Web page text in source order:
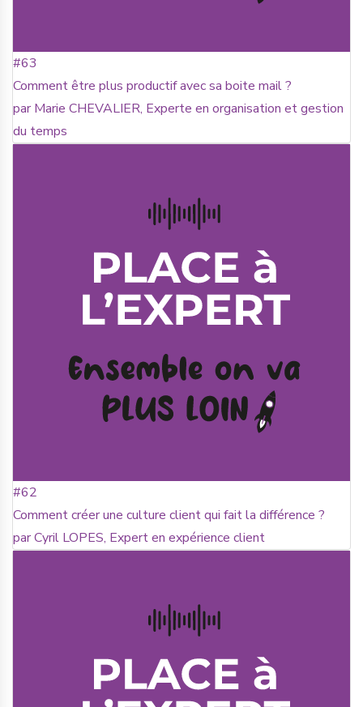
#63
Comment être plus productif avec sa boite mail ?
par Marie CHEVALIER, Experte en organisation et gestion
du temps
#62
Comment créer une culture client qui fait la différence ?
par Cyril LOPES, Expert en expérience client